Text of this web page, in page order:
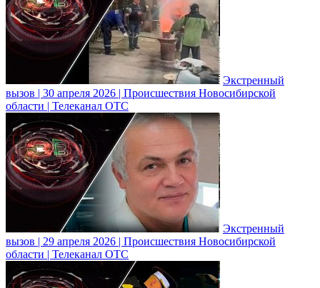
Экстренный
вызов | 30 апреля 2026 | Происшествия Новосибирской
области | Телеканал ОТС
Экстренный
вызов | 29 апреля 2026 | Происшествия Новосибирской
области | Телеканал ОТС